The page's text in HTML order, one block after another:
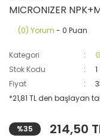
MICRONIZER
(0) Yorum - 0 Puan
Kategori
Stok Kodu
1
Fiyat
*21,81 TL den başlayan
%35 214,50